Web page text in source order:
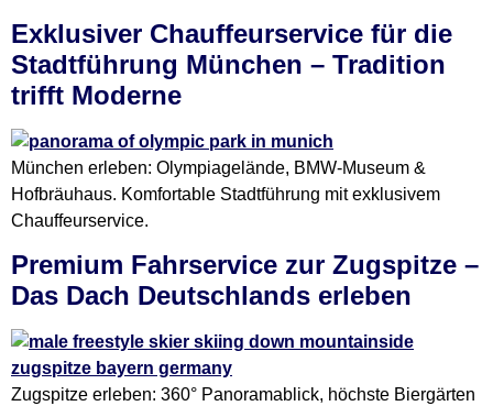
Exklusiver Chauffeurservice für die
Stadtführung München – Tradition
trifft Moderne
München erleben: Olympiagelände, BMW-Museum &
Hofbräuhaus. Komfortable Stadtführung mit exklusivem
Chauffeurservice.
Premium Fahrservice zur Zugspitze –
Das Dach Deutschlands erleben
Zugspitze erleben: 360° Panoramablick, höchste Biergärten